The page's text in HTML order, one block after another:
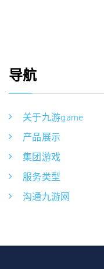
导航
关于九游game
产品展示
集团游戏
服务类型
沟通九游网